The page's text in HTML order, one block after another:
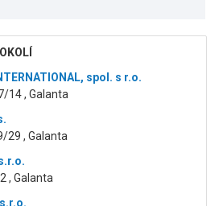
spol. s r.o.
14 , Galanta
29 , Galanta
, Galanta